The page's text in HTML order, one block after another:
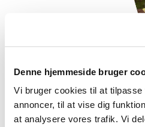
Denne hjemmeside bruger
Vi bruger cookies til at tilpasse
annoncer, til at vise dig
at analysere vores trafik. Vi